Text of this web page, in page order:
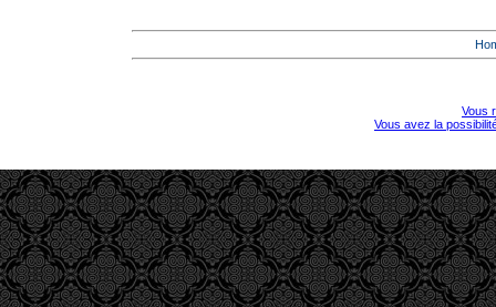
Vous
Vous avez la